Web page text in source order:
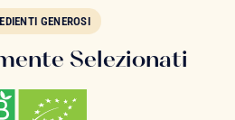
GENEROSI
Selezionati